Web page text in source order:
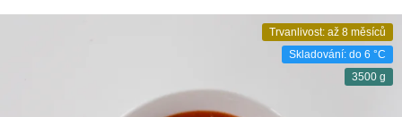
Trvanlivost: až 8 měsíců
Skladování: do 6 °C
3500 g